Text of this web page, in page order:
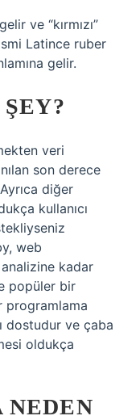
ve “kırmızı”
Latince ruber
gelir.
veri
son derece
diğer
kullanıcı
web
kadar
popüler bir
programlama
dostudur ve çaba
oldukça
NEDEN